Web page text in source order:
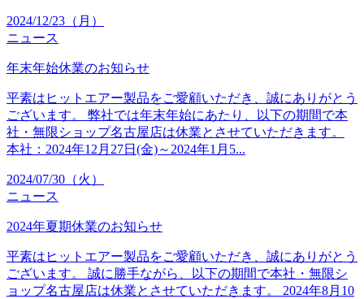
2024/12/23（月）
ニュース
年末年始休業のお知らせ
平素はヒットエアー製品をご愛顧いただき、誠にありがとう
ございます。 弊社では年末年始にあたり、以下の期間で本
社・無限ショップ名古屋店は休業とさせていただきます。
本社：2024年12月27日(金)～2024年1月5...
2024/07/30（火）
ニュース
2024年夏期休業のお知らせ
平素はヒットエアー製品をご愛顧いただき、誠にありがとう
ございます。 誠に勝手ながら、以下の期間で本社・無限シ
ョップ名古屋店は休業とさせていただきます。 2024年8月10